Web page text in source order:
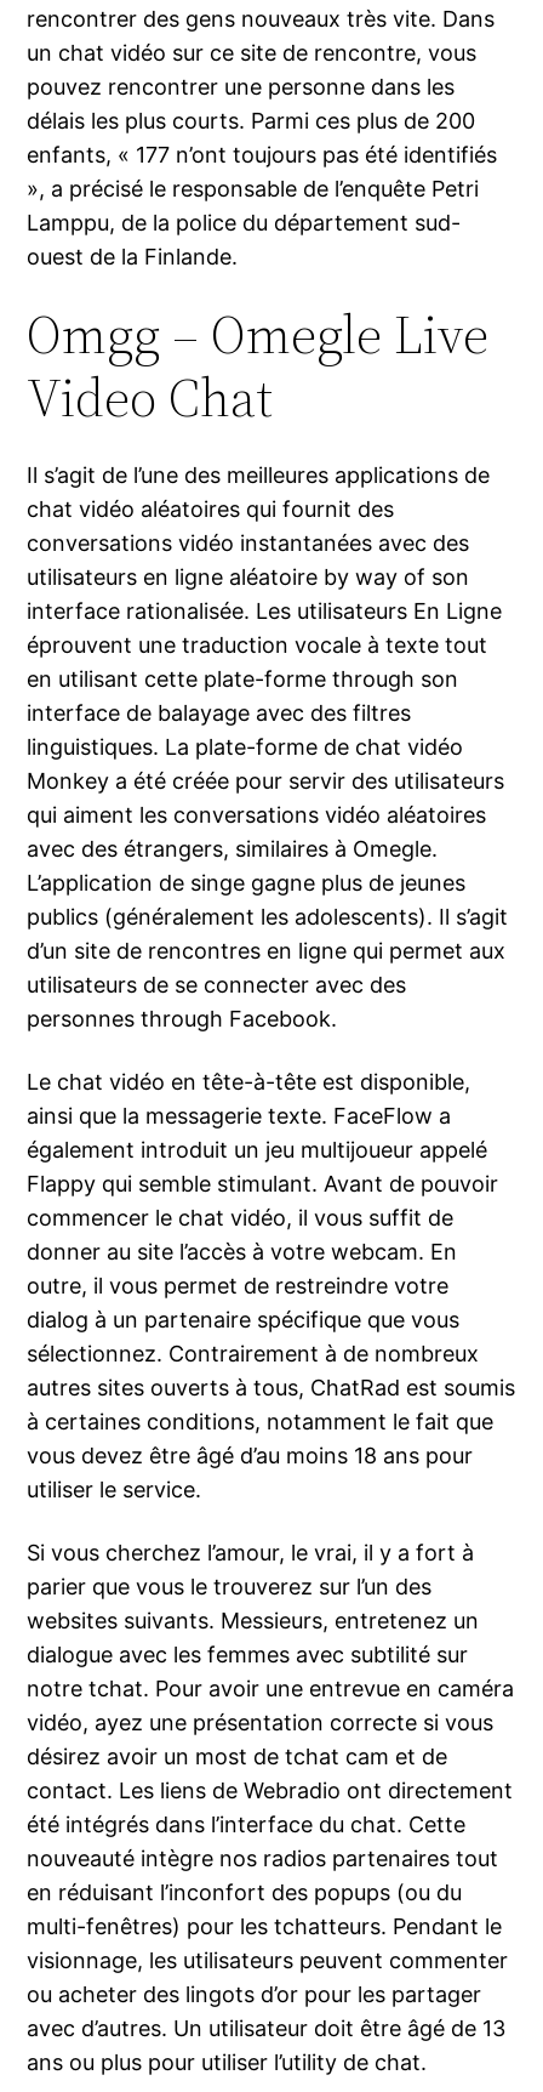
rencontrer des gens nouveaux très vite. Dans
un chat vidéo sur ce site de rencontre, vous
pouvez rencontrer une personne dans les
délais les plus courts. Parmi ces plus de 200
enfants, « 177 n’ont toujours pas été identifiés
», a précisé le responsable de l’enquête Petri
Lamppu, de la police du département sud-
ouest de la Finlande.
Omgg – Omegle Live
Video Chat
Il s’agit de l’une des meilleures applications de
chat vidéo aléatoires qui fournit des
conversations vidéo instantanées avec des
utilisateurs en ligne aléatoire by way of son
interface rationalisée. Les utilisateurs En Ligne
éprouvent une traduction vocale à texte tout
en utilisant cette plate-forme through son
interface de balayage avec des filtres
linguistiques. La plate-forme de chat vidéo
Monkey a été créée pour servir des utilisateurs
qui aiment les conversations vidéo aléatoires
avec des étrangers, similaires à Omegle.
L’application de singe gagne plus de jeunes
publics (généralement les adolescents). Il s’agit
d’un site de rencontres en ligne qui permet aux
utilisateurs de se connecter avec des
personnes through Facebook.
Le chat vidéo en tête-à-tête est disponible,
ainsi que la messagerie texte. FaceFlow a
également introduit un jeu multijoueur appelé
Flappy qui semble stimulant. Avant de pouvoir
commencer le chat vidéo, il vous suffit de
donner au site l’accès à votre webcam. En
outre, il vous permet de restreindre votre
dialog à un partenaire spécifique que vous
sélectionnez. Contrairement à de nombreux
autres sites ouverts à tous, ChatRad est soumis
à certaines conditions, notamment le fait que
vous devez être âgé d’au moins 18 ans pour
utiliser le service.
Si vous cherchez l’amour, le vrai, il y a fort à
parier que vous le trouverez sur l’un des
websites suivants. Messieurs, entretenez un
dialogue avec les femmes avec subtilité sur
notre tchat. Pour avoir une entrevue en caméra
vidéo, ayez une présentation correcte si vous
désirez avoir un most de tchat cam et de
contact. Les liens de Webradio ont directement
été intégrés dans l’interface du chat. Cette
nouveauté intègre nos radios partenaires tout
en réduisant l’inconfort des popups (ou du
multi-fenêtres) pour les tchatteurs. Pendant le
visionnage, les utilisateurs peuvent commenter
ou acheter des lingots d’or pour les partager
avec d’autres. Un utilisateur doit être âgé de 13
ans ou plus pour utiliser l’utility de chat.